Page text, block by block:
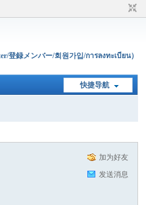
登録メンバー/회원가입/การลงทะเบียน）
快捷导航
加为好友
发送消息